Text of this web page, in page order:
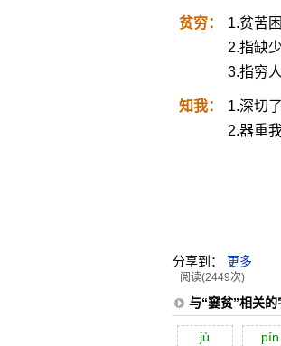
贫穷：
1.贫苦
2.指缺
3.指穷人
知我：
1.深切
2.器重我
分享到： 更多
阅读(2449次)
与“窭贫”相关的
jù pín